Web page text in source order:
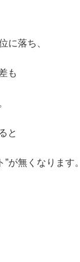
に落ち、
も
と
が無くなります。